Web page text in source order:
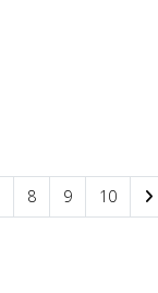
8 9 10